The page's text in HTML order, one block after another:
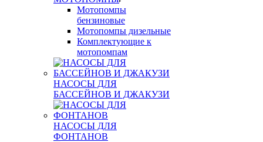
Мотопомпы
бензиновые
Мотопомпы дизельные
Комплектующие к
мотопомпам
НАСОСЫ ДЛЯ
БАССЕЙНОВ И ДЖАКУЗИ
НАСОСЫ ДЛЯ
ФОНТАНОВ